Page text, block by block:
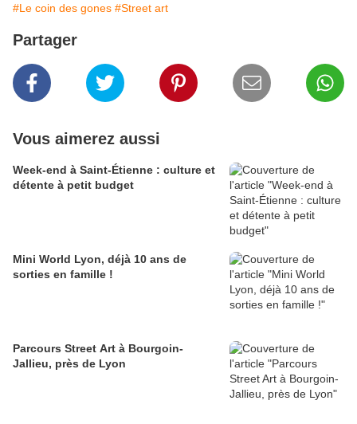
#Le coin des gones #Street art
Partager
Vous aimerez aussi
Week-end à Saint-Étienne : culture et
détente à petit budget
Mini World Lyon, déjà 10 ans de
sorties en famille !
Parcours Street Art à Bourgoin-
Jallieu, près de Lyon